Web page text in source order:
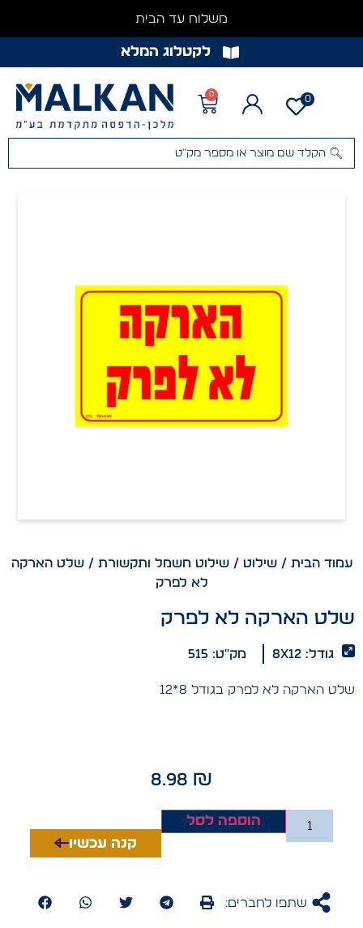
משלוח עד הבית
לקטלוג המלא
0
0
עמוד הבית/ שילוט/ שילוט חשמל ותקשורת/ שלט הארקה
לא לפרק
שלט הארקה לא לפרק
גודל: 8x12 מק"ט: 515
שלט הארקה לא לפרק בגודל 8*12
8.98₪
הוספה לסל
קנה עכשיו
שתפו לחברים: